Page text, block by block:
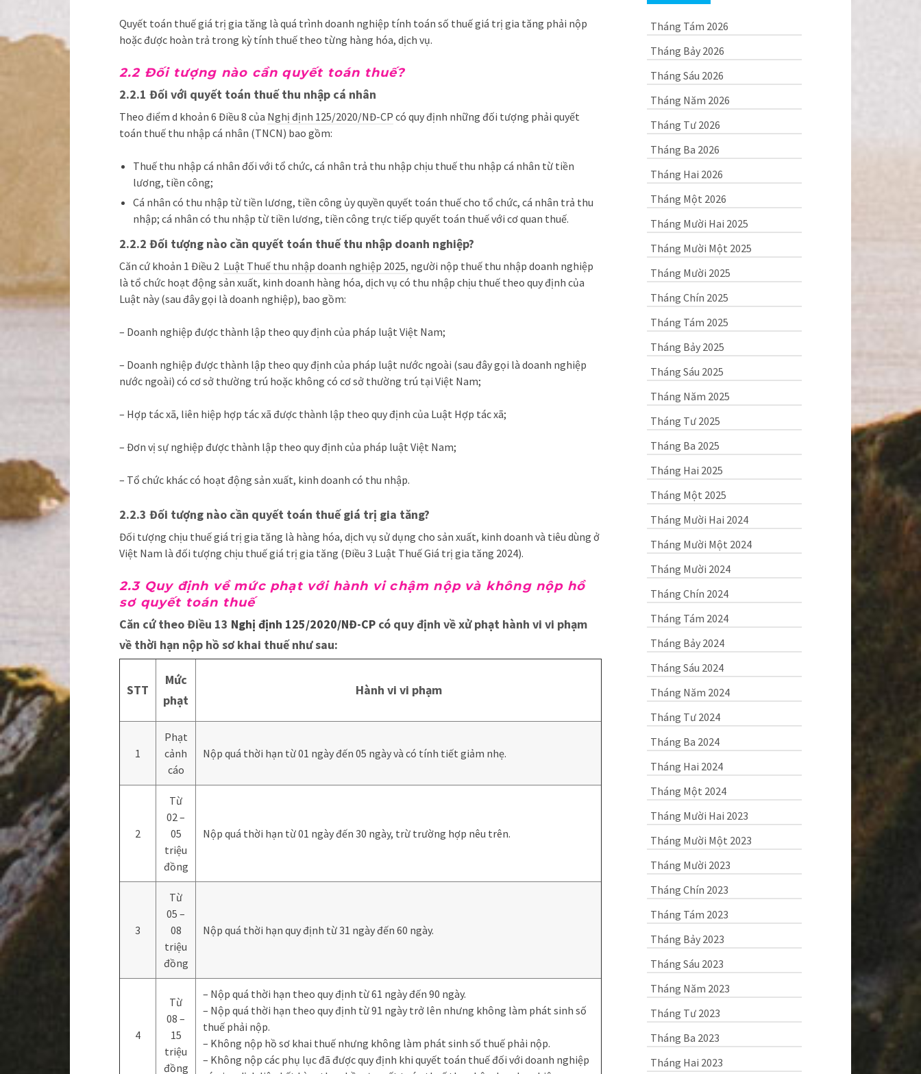
Quyết toán thuế giá trị gia tăng là quá trình doanh nghiệp tính toán số thuế giá trị gia tăng phải nộp
hoặc được hoàn trả trong kỳ tính thuế theo từng hàng hóa, dịch vụ.
2.2 Đối tượng nào cần quyết toán thuế?
2.2.1 Đối với quyết toán thuế thu nhập cá nhân
Theo điểm d khoản 6 Điều 8 của Nghị định 125/2020/NĐ-CP có quy định những đối tượng phải quyết
toán thuế thu nhập cá nhân (TNCN) bao gồm:
Thuế thu nhập cá nhân đối với tổ chức, cá nhân trả thu nhập chịu thuế thu nhập cá nhân từ tiền
lương, tiền công;
Cá nhân có thu nhập từ tiền lương, tiền công ủy quyền quyết toán thuế cho tổ chức, cá nhân trả thu
nhập; cá nhân có thu nhập từ tiền lương, tiền công trực tiếp quyết toán thuế với cơ quan thuế.
2.2.2 Đối tượng nào cần quyết toán thuế thu nhập doanh nghiệp?
Căn cứ khoản 1 Điều 2 Luật Thuế thu nhập doanh nghiệp 2025, người nộp thuế thu nhập doanh nghiệp
là tổ chức hoạt động sản xuất, kinh doanh hàng hóa, dịch vụ có thu nhập chịu thuế theo quy định của
Luật này (sau đây gọi là doanh nghiệp), bao gồm:
– Doanh nghiệp được thành lập theo quy định của pháp luật Việt Nam;
– Doanh nghiệp được thành lập theo quy định của pháp luật nước ngoài (sau đây gọi là doanh nghiệp
nước ngoài) có cơ sở thường trú hoặc không có cơ sở thường trú tại Việt Nam;
– Hợp tác xã, liên hiệp hợp tác xã được thành lập theo quy định của Luật Hợp tác xã;
– Đơn vị sự nghiệp được thành lập theo quy định của pháp luật Việt Nam;
– Tổ chức khác có hoạt động sản xuất, kinh doanh có thu nhập.
2.2.3 Đối tượng nào cần quyết toán thuế giá trị gia tăng?
Đối tượng chịu thuế giá trị gia tăng là hàng hóa, dịch vụ sử dụng cho sản xuất, kinh doanh và tiêu dùng ở
Việt Nam là đối tượng chịu thuế giá trị gia tăng (Điều 3 Luật Thuế Giá trị gia tăng 2024).
2.3 Quy định về mức phạt với hành vi chậm nộp và không nộp hồ
sơ quyết toán thuế
Căn cứ theo Điều 13 Nghị định 125/2020/NĐ-CP có quy định về xử phạt hành vi vi phạm
về thời hạn nộp hồ sơ khai thuế như sau:
STT
Mức
phạt
Hành vi vi phạm
1
Phạt
cảnh
cáo
Nộp quá thời hạn từ 01 ngày đến 05 ngày và có tính tiết giảm nhẹ.
2
Từ
02 –
05
triệu
đồng
Nộp quá thời hạn từ 01 ngày đến 30 ngày, trừ trường hợp nêu trên.
3
Từ
05 –
08
triệu
đồng
Nộp quá thời hạn quy định từ 31 ngày đến 60 ngày.
4
Từ
08 –
15
triệu
đồng
– Nộp quá thời hạn theo quy định từ 61 ngày đến 90 ngày.
– Nộp quá thời hạn theo quy định từ 91 ngày trở lên nhưng không làm phát sinh số
thuế phải nộp.
– Không nộp hồ sơ khai thuế nhưng không làm phát sinh số thuế phải nộp.
– Không nộp các phụ lục đã được quy định khi quyết toán thuế đối với doanh nghiệp
Tháng Tám 2026
Tháng Bảy 2026
Tháng Sáu 2026
Tháng Năm 2026
Tháng Tư 2026
Tháng Ba 2026
Tháng Hai 2026
Tháng Một 2026
Tháng Mười Hai 2025
Tháng Mười Một 2025
Tháng Mười 2025
Tháng Chín 2025
Tháng Tám 2025
Tháng Bảy 2025
Tháng Sáu 2025
Tháng Năm 2025
Tháng Tư 2025
Tháng Ba 2025
Tháng Hai 2025
Tháng Một 2025
Tháng Mười Hai 2024
Tháng Mười Một 2024
Tháng Mười 2024
Tháng Chín 2024
Tháng Tám 2024
Tháng Bảy 2024
Tháng Sáu 2024
Tháng Năm 2024
Tháng Tư 2024
Tháng Ba 2024
Tháng Hai 2024
Tháng Một 2024
Tháng Mười Hai 2023
Tháng Mười Một 2023
Tháng Mười 2023
Tháng Chín 2023
Tháng Tám 2023
Tháng Bảy 2023
Tháng Sáu 2023
Tháng Năm 2023
Tháng Tư 2023
Tháng Ba 2023
Tháng Hai 2023